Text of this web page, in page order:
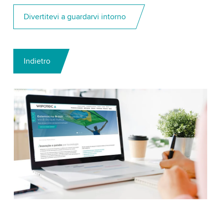
Divertitevi a guardarvi intorno
Indietro